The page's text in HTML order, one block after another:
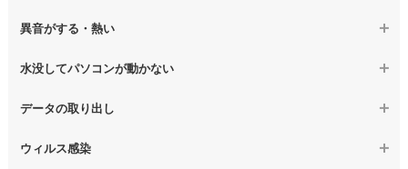
【ノートパソコン】修復モードから復旧できない
【ノートパソコン】その他の起動しない問題
【ノートパソコン】操作中の動作が重い
異音がする・熱い
【ノートパソコン】パソコンから異音がする
水没してパソコンが動かない
【ノートパソコン】水没してパソコンが動かない
データの取り出し
【ノートパソコン】起動しないPCのデータを復旧
ウィルス感染